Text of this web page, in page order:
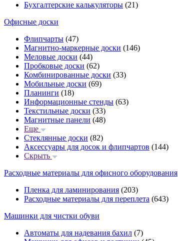
Бухгалтерские калькуляторы (21)
Офисные доски
Флипчарты (47)
Магнитно-маркерные доски (146)
Меловые доски (44)
Пробковые доски (62)
Комбинированные доски (33)
Мобильные доски (69)
Планинги (18)
Информационные стенды (63)
Текстильные доски (33)
Магнитные панели (48)
Еще
Стеклянные доски (82)
Аксессуары для досок и флипчартов (144)
Скрыть
Расходные материалы для офисного оборудования
Пленка для ламинирования (203)
Расходные материалы для переплета (643)
Машинки для чистки обуви
Автоматы для надевания бахил (7)